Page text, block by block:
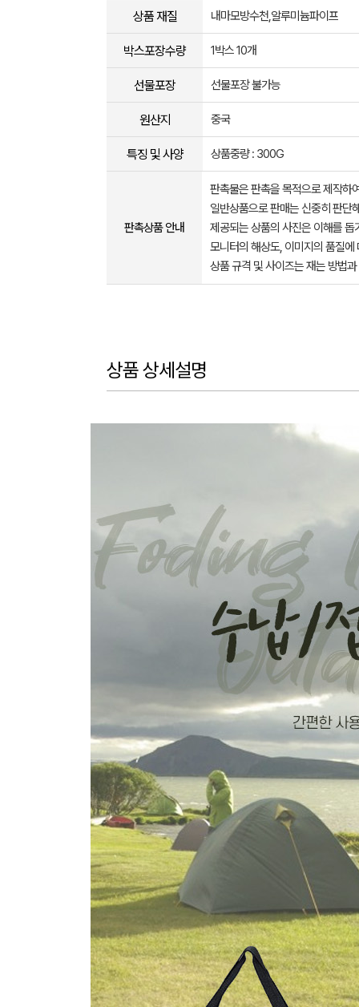
상품 재질 내마모방수천,알루미늄파이프
박스포장수량 1박스 10개
선물포장 선물포장 불가능
원산지 중국
특징 및 사양 상품중량 : 300G
판촉상품 안내
판촉물은 판촉을 목적으로 제작하
일반상품으로 판매는 신중히 판단
제공되는 상품의 사진은 이해를
모니터의 해상도, 이미지의 품질
상품 규격 및 사이즈는 재는 방법
상품 상세설명